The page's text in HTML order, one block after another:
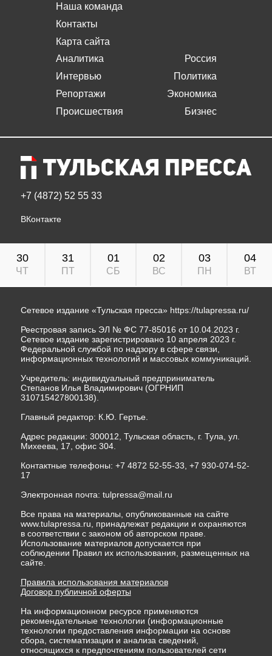
Наша команда
Контакты
Карта сайта
Аналитика
Интервью
Репортажи
Происшествия
Россия
Политика
Экономика
Бизнес
+7 (4872) 52 55 33
ВКонтакте
30
ЧТ
31
ПТ
01
СБ
02
ВС
03
ПН
04
ВТ
Сетевое издание «Тульская пресса» https://tulapressa.ru/
Реестровая запись ЭЛ № ФС 77-85016 от 10.04.2023 г.
Сетевое издание зарегистрировано 10 апреля 2023 г.
Федеральной службой по надзору в сфере связи,
информационных технологий и массовых коммуникаций.
Учредитель: индивидуальный предприниматель
Степанов Илья Владимирович (ОГРНИП
310715427800138).
Главный редактор: К.Ю. Гертье.
Адрес редакции: 300012, Тульская область, г. Тула, ул.
Михеева, 17, офис 304.
Контактные телефоны: +7 4872 52-55-33, +7 930-074-52-
17
Электронная почта: tulpressa@mail.ru
Все права на материалы, опубликованные на сайте
www.tulapressa.ru, принадлежат редакции и охраняются
в соответствии с законом об авторском праве.
Использование материалов допускается при
соблюдении Правил их использования, размещенных на
сайте.
Правила использования материалов
Договор публичной оферты
На информационном ресурсе применяются
рекомендательные технологии (информационные
технологии предоставления информации на основе
сбора, систематизации и анализа сведений,
относящихся к предпочтениям пользователей сети